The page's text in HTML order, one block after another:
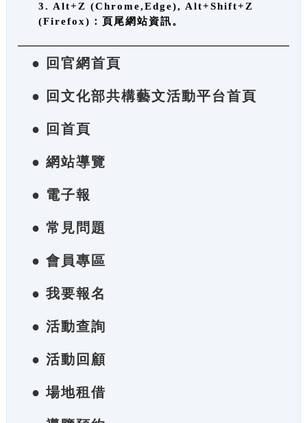
3. Alt+Z (Chrome,Edge), Alt+Shift+Z
(Firefox)：頁尾網站資訊。
● 回官網首頁
● 回文化部共構藝文活動平台首頁
● 回首頁
● 網站導覽
● 電子報
● 常見問題
● 會員專區
● 我要報名
● 活動查詢
● 活動回顧
● 場地租借